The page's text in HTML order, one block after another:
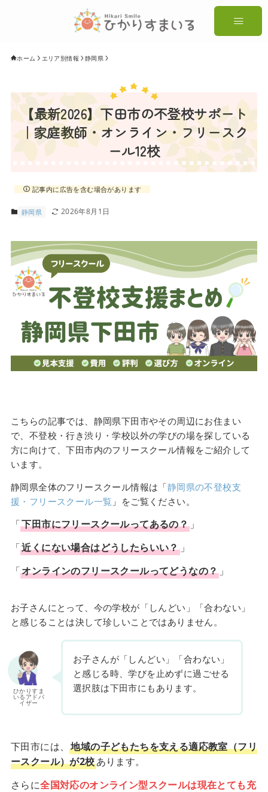
ホーム エリア別情報 静岡県
【最新2026】下田市の不登校サポート
｜家庭教師・オンライン・フリースク
ール12校
記事内に広告を含む場合があります
静岡県 2026年8月1日
こちらの記事では、静岡県下田市やその周辺にお住まい
で、不登校・行き渋り・学校以外の学びの場を探している
方に向けて、下田市内のフリースクール情報をご紹介して
います。
静岡県全体のフリースクール情報は「静岡県の不登校支
援・フリースクール一覧 」をご覧ください。
「下田市にフリースクールってあるの？ 」
「近くにない場合はどうしたらいい？」
「オンラインのフリースクールってどうなの？ 」
お子さんにとって、今の学校が「しんどい」「合わない」
と感じることは決して珍しいことではありません。
ひかりすま
いるアドバ
イザー
お子さんが「しんどい」「合わない」
と感じる時、学びを止めずに過ごせる
選択肢は下田市にもあります。
下田市には、地域の子どもたちを支える適応教室（フリ
ースクール）が2校あります。
さらに全国対応のオンライン型スクールは現在とても充